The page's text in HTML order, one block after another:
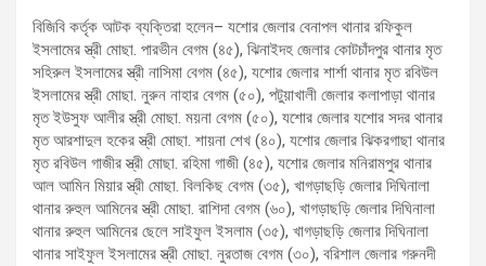
বিজিবি কর্তৃক আটক ব্যক্তিরা হলেন– যশোর জেলার বেনাপল থানার রফিকুল
ইসলামের স্ত্রী মোছা. পারভীন বেগম (৪৫), ঝিনাইদহ জেলার কোটচাঁদপুর থানার মৃত
সহিরুল ইসলামের স্ত্রী নাসিমা বেগম (৪৫), যশোর জেলার শার্শা থানার মৃত রবিউল
ইসলামের স্ত্রী মোছা. নুরুন নাহার বেগম (৫০), পটুয়াখালী জেলার কলাপাড়া থানার
মৃত ইউসুফ আলীর স্ত্রী মোছা. ময়না বেগম (৫০), যশোর জেলার যশোর সদর থানার
মৃত আরশাদুল হকের স্ত্রী মোছা. শায়না শেখ (৪০), যশোর জেলার ঝিকরগাছা থানার
মৃত রবিউল গাজীর স্ত্রী মোছা. রহিমা গাজী (৪৫), যশোর জেলার মনিরামপুর থানার
আল আমিন মিয়ার স্ত্রী মোছা. বিলকিছ বেগম (৩৫), খাগড়াছড়ি জেলার দিঘিনালা
থানার রুহুল আমিনের স্ত্রী মোছা. রাশিদা বেগম (৬০), খাগড়াছড়ি জেলার দিঘিনালা
থানার রুহুল আমিনের ছেলে সাইফুল ইসলাম (৩৫), খাগড়াছড়ি জেলার দিঘিনালা
থানার সাইফুল ইসলামের স্ত্রী মোছা. নুরতাজ বেগম (৩০), বরিশাল জেলার গরুনদী